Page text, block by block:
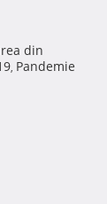
din
, Pandemie